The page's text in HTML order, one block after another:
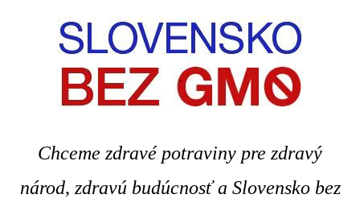
Chceme zdravé potraviny pre zdravý
národ, zdravú budúcnosť a Slovensko bez